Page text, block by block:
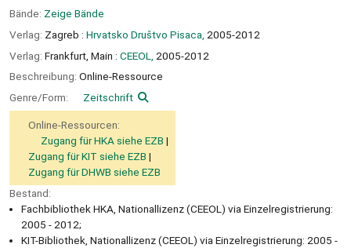
Bände: Zeige Bände
Verlag: Zagreb : Hrvatsko Društvo Pisaca, 2005-2012
Verlag: Frankfurt, Main : CEEOL,
2005-2012
Beschreibung: Online-Ressource
Genre/Form:
Zeitschrift
Online-Ressourcen:
Zugang für HKA siehe EZB
Zugang für KIT siehe EZB
Zugang für DHWB siehe EZB
Bestand:
Fachbibliothek HKA, Nationallizenz (CEEOL) via Einzelregistrierung:
2005 - 2012;
KIT-Bibliothek, Nationallizenz (CEEOL) via Einzelregistrierung: 2005 -